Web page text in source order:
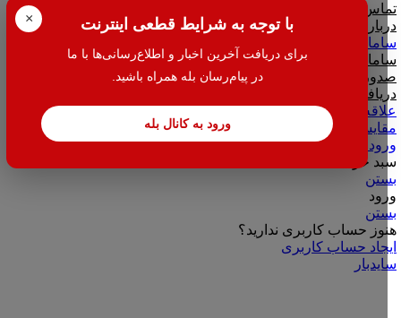
× با توجه به شرایط قطعی اینترنت
برای دریافت آخرین اخبار و اطلاع‌رسانی‌ها با ما
در پیام‌رسان بله همراه باشید.
ورود به کانال بله
تماس با ما
درباره ما
سامانه مودیان
سامانه واسط مودیان
صدور CSR، کلید عمومی و خصوصی
دریافت شناسه کالا و خدمات سامانه مودیان
علاقه مندی
مقایسه
ورود / ثبت نام
سبد خرید
بستن
ورود
بستن
هنوز حساب کاربری ندارید؟
ایجاد حساب کاربری
سایدبار